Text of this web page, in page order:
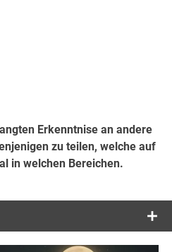
Erkenntnise an andere
zu teilen, welche auf
in welchen Bereichen.